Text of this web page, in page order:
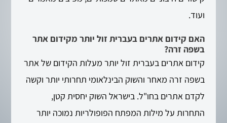
ועוד.
האם קידום אתרים בעברית זול יותר מקידום אתר
בשפה זרה?
קידום אתרים בעברית זול יותר מעלות הקידום של אתר
בשפה זרה מאחר והשוק הבינלאומי תחרותי יותר וקשה
לקדם אתרים בחו"ל. בישראל השוק יחסית קטן,
התחרות על מילות המפתח הפופולריות נמוכה יותר